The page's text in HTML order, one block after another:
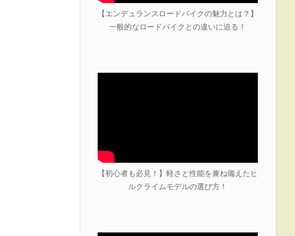
【エンデュランスロードバイクの魅力とは？】
一般的なロードバイクとの違いに迫る！
【初心者も必見！】軽さと性能を兼ね備えたヒ
ルクライムモデルの選び方！